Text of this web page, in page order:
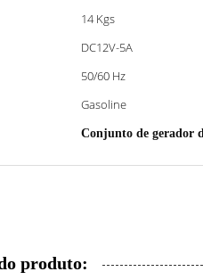
14 Kgs
DC12V-5A
50/60 Hz
Gasoline
Conjunto de gerador
produto: